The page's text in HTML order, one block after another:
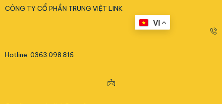
CÔNG TY CỔ PHẦN TRUNG VIỆT LINK
Hotline: 0363.098.816
VI